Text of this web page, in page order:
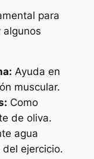
para
algunos
Ayuda en
muscular.
Como
de oliva.
agua
ejercicio.